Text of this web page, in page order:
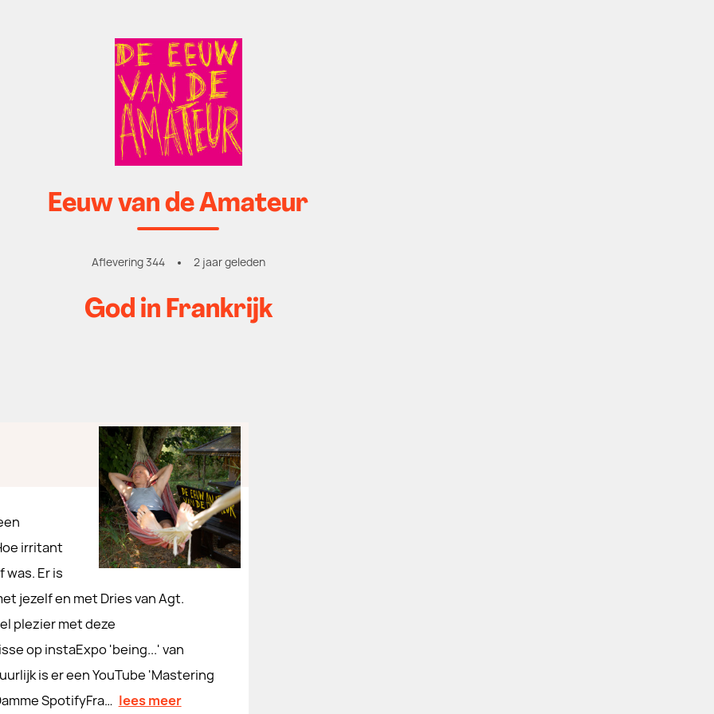
Eeuw van de Amateur
Aflevering 344 2 jaar geleden
God in Frankrijk
irritant
was. Er is
jezelf en met Dries van Agt.
plezier met deze
op instaExpo 'being...' van
is er een YouTube 'Mastering
SpotifyFra… lees meer